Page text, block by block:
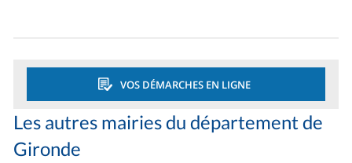
VOS DÉMARCHES EN LIGNE
Les autres mairies du département de
Gironde